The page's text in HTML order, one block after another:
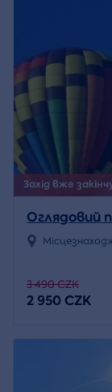
Захід вже
Оглядовий
3 490 CZK
2 950 CZK